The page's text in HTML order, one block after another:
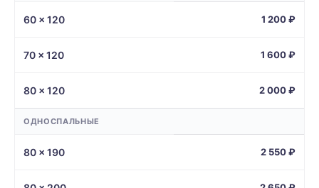
60 × 120 1 200 ₽
70 × 120 1 600 ₽
80 × 120 2 000 ₽
ОДНОСПАЛЬНЫЕ
80 × 190 2 550 ₽